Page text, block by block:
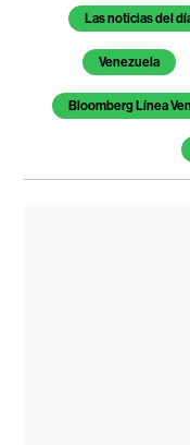
Temas de este
Las noticias del
Venezuela
Bloomberg Línea